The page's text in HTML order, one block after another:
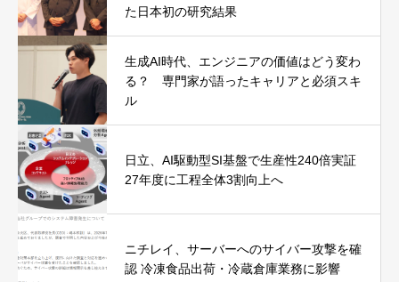
た日本初の研究結果
生成AI時代、エンジニアの価値はどう変わ
る？ 専門家が語ったキャリアと必須スキ
ル
日立、AI駆動型SI基盤で生産性240倍実証
27年度に工程全体3割向上へ
ニチレイ、サーバーへのサイバー攻撃を確
認 冷凍食品出荷・冷蔵倉庫業務に影響